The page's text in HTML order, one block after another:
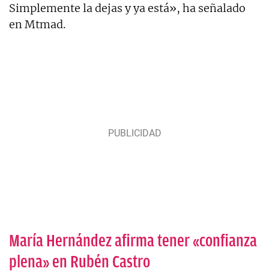
Simplemente la dejas y ya está», ha señalado
en Mtmad.
María Hernández afirma tener «confianza
plena» en Rubén Castro